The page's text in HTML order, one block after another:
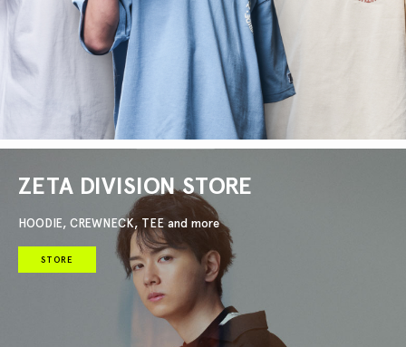
ZETA DIVISION STORE
HOODIE, CREWNECK, TEE and more
STORE